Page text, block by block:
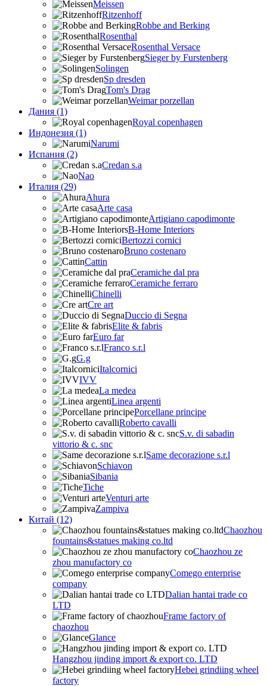
Meissen
Ritzenhoff
Robbe and Berking
Rosenthal
Rosenthal Versace
Sieger by Furstenberg
Solingen
Sp dresden
Tom's Drag
Weimar porzellan
Дания (1)
Royal copenhagen
Индонезия (1)
Narumi
Испания (2)
Credan s.a
Nao
Италия (29)
Ahura
Arte casa
Artigiano capodimonte
B-Home Interiors
Bertozzi cornici
Bruno costenaro
Cattin
Ceramiche dal pra
Ceramiche ferraro
Chinelli
Cre art
Duccio di Segna
Elite & fabris
Euro far
Franco s.r.l
G.g
Italcornici
IVV
La medea
Linea argenti
Porcellane principe
Roberto cavalli
S.v. di sabadin
vittorio & c. snc
Same decorazione s.r.l
Schiavon
Sibania
Tiche
Venturi arte
Zampiva
Китай (12)
Chaozhou
fountains&statues making co.ltd
Chaozhou ze
zhou manufactory co
Comego enterprise
company
Dalian hantai trade co
LTD
Frame factory of
chaozhou
Glance
Hangzhou jinding import & export co. LTD
Hebei grindiing wheel
factory